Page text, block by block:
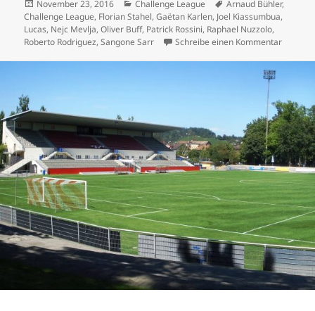
Veröffentlicht
am
November 23, 2016 Kategorien
Challenge League Schlagwörter
Arnaud Bühler,
Challenge League, Florian Stahel,Gaëtan Karlen, Joel Kiassumbua,
Lucas, Nejc Mevlja,Oliver Buff, Patrick Rossini, Raphael Nuzzolo,
Roberto Rodriguez,Sangone Sarr Schreibe einen Kommentarzu FCZ